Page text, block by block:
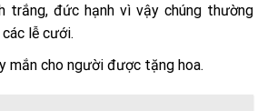
trắng, đức hạnh vì vậy chúng thường
lễ cưới.
mắn cho người được tặng hoa.